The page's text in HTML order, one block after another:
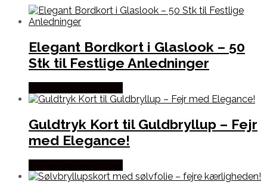
Elegant Bordkort i Glaslook – 50
Stk til Festlige Anledninger
Guldtryk Kort til Guldbryllup – Fejr
med Elegance!